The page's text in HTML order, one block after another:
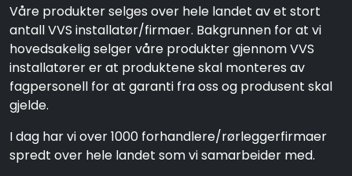
Våre produkter selges over hele landet av et stort
antall VVS installatør/firmaer. Bakgrunnen for at vi
hovedsakelig selger våre produkter gjennom VVS
installatører er at produktene skal monteres av
fagpersonell for at garanti fra oss og produsent skal
gjelde.
I dag har vi over 1000 forhandlere/rørleggerfirmaer
spredt over hele landet som vi samarbeider med.